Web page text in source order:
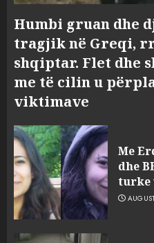
Humbi gruan dhe
tragjik në Greqi,
shqiptar. Flet dhe
me të cilin u
viktimave
Me
dhe
turke